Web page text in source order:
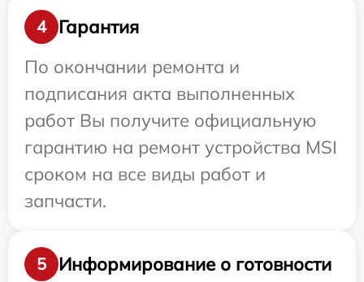
4
Гарантия
По окончании ремонта и
подписания акта выполненных
работ Вы получите официальную
гарантию на ремонт устройства MSI
сроком на все виды работ и
запчасти.
5 Информирование о готовности